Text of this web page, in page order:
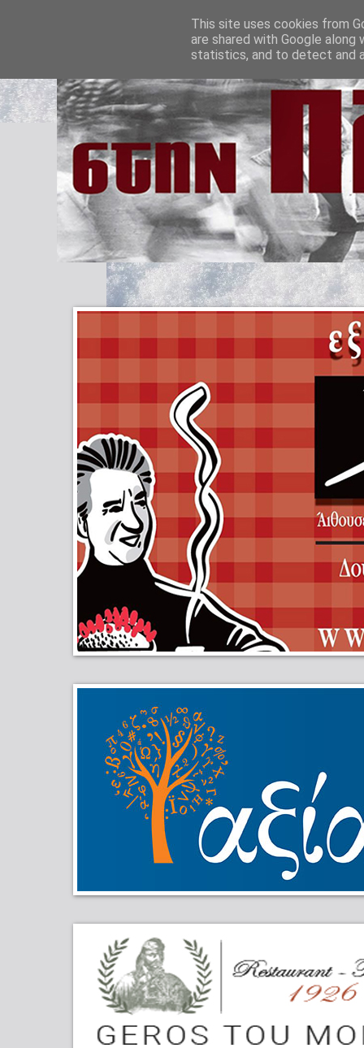
This site uses cookies from
are shared with Google
statistics, and to detect and